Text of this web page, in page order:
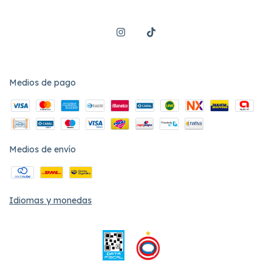
Medios de pago
Medios de envío
Idiomas y monedas